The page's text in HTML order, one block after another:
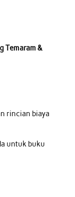
Temaram &
rincian biaya
untuk buku